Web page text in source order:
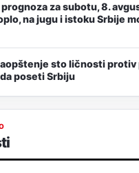
za subotu, 8.
na jugu i istoku Srbije
sto ličnosti protiv
poseti Srbiju